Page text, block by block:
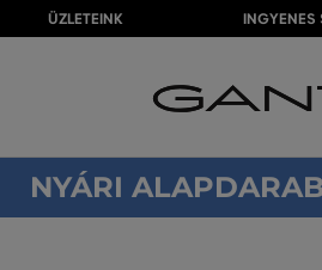
ÜZLETEINK INGYENES
NYÁRI